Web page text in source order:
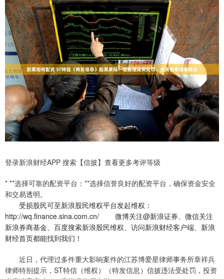
登录新浪财经APP 搜索【信披】查看更多考评等级
* **选择可靠的配资平台：**选择信誉良好的配资平台，确保资金安全
和交易透明。
受损股民可至新浪股民维权平台发起维权：
http://wq.finance.sina.com.cn/ 微博关注@新浪证券、微信关注
新浪券商基金、百度搜索新浪股民维权、访问新浪财经客户端、新浪
财经首页都能找到我们！
近日，代理过多件重大影响案件的江苏博爱星律师事务所章祥兵
律师特别提示，ST特信（维权）（特发信息）信披违法受处罚，投资